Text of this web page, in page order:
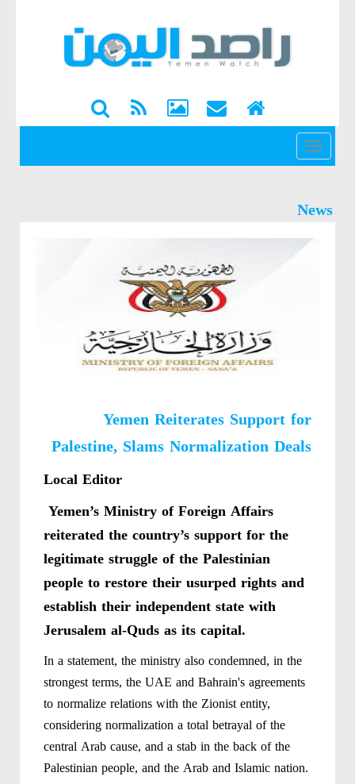
القائمة
News
Yemen Reiterates Support for
Palestine, Slams Normalization Deals
Local Editor
Yemen’s Ministry of Foreign Affairs
reiterated the country’s support for the
legitimate struggle of the Palestinian
people to restore their usurped rights and
establish their independent state with
Jerusalem al-Quds as its capital.
In a statement, the ministry also condemned, in the
strongest terms, the UAE and Bahrain's agreements
to normalize relations with the Zionist entity,
considering normalization a total betrayal of the
central Arab cause, and a stab in the back of the
Palestinian people, and the Arab and Islamic nation.